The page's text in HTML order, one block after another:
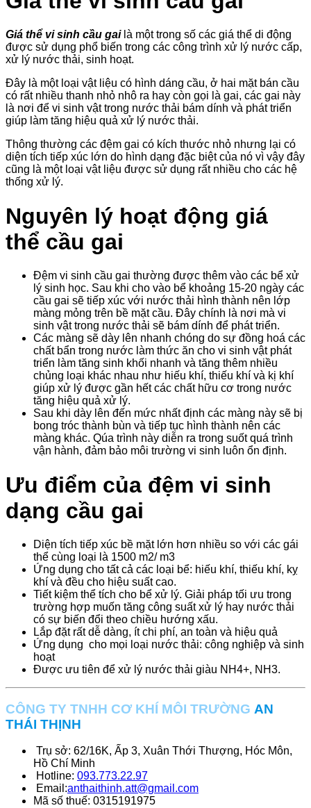
Giá thể vi sinh cầu gailà một trong số các giá thể di động
được sử dụng phổ biến trong các công trình xử lý nước cấp,
xử lý nước thải, sinh hoạt.
Đây là một loại vật liệu có hình dáng cầu, ở hai mặt bán cầu
có rất nhiều thanh nhỏ nhô ra hay còn gọi là gai, các gai này
là nơi để vi sinh vật trong nước thải bám dính và phát triển
giúp làm tăng hiệu quả xử lý nước thải.
Thông thường các đệm gai có kích thước nhỏ nhưng lại có
diện tích tiếp xúc lớn do hình dạng đặc biệt của nó vì vậy đây
cũng là một loại vật liệu được sử dụng rất nhiều cho các hệ
thống xử lý.
Nguyên lý hoạt động giá
thể cầu gai
Đệm vi sinh cầu gai thường được thêm vào các bể xử
lý sinh học. Sau khi cho vào bể khoảng 15-20 ngày các
cầu gai sẽ tiếp xúc với nước thải hình thành nên lớp
màng mỏng trên bề mặt cầu. Đây chính là nơi mà vi
sinh vật trong nước thải sẽ bám dính để phát triển.
Các màng sẽ dày lên nhanh chóng do sự đồng hoá các
chất bẩn trong nước làm thức ăn cho vi sinh vật phát
triển làm tăng sinh khối nhanh và tăng thêm nhiều
chủng loại khác nhau như hiếu khí, thiếu khí và kị khí
giúp xử lý được gần hết các chất hữu cơ trong nước
tăng hiệu quả xử lý.
Sau khi dày lên đến mức nhất định các màng này sẽ bị
bong tróc thành bùn và tiếp tục hình thành nên các
màng khác. Qúa trình này diễn ra trong suốt quá trình
vận hành, đảm bảo môi trường vi sinh luôn ổn định.
Ưu điểm của đệm vi sinh
dạng cầu gai
Diện tích tiếp xúc bề mặt lớn hơn nhiều so với các gái
thể cùng loại là 1500 m2/ m3
Ứng dụng cho tất cả các loại bể: hiếu khí, thiếu khí, kỵ
khí và đều cho hiệu suất cao.
Tiết kiệm thể tích cho bể xử lý. Giải pháp tối ưu trong
trường hợp muốn tăng công suất xử lý hay nước thải
có sự biến đổi theo chiều hướng xấu.
Lắp đặt rất dễ dàng, ít chi phí, an toàn và hiệu quả
Ứng dụng cho mọi loại nước thải: công nghiệp và sinh
hoạt
Được ưu tiên để xử lý nước thải giàu NH4+, NH3.
CÔNG TY TNHH CƠ KHÍ MÔI TRƯỜNG AN
THÁI THỊNH
Trụ sở: 62/16K, Ấp 3, Xuân Thới Thượng, Hóc Môn,
Hồ Chí Minh
Hotline: 093.773.22.97
Email:anthaithinh.att@gmail.com
Mã số thuế: 0315191975